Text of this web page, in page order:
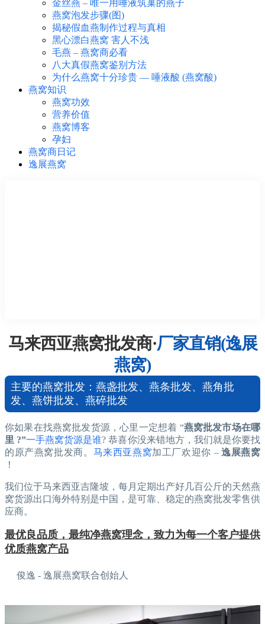
金丝燕 – 唯一用唾液筑巢的燕子
燕窝泡发步骤(图)
揭秘假血燕制作过程与真相
黑心漂白燕窝 害人不浅
毛燕 – 燕窝商必看
八大真假燕窝鉴别方法
为什么燕窝十分珍贵 — 唾液酸 (燕窝酸)
燕窝知识
燕窝功效
营养价值
燕窝博客
孕妇
燕窝商日记
逸展燕窝
马来西亚燕窝批发商·厂家直销(逸展
燕窝)
主要的燕窝批发：燕盏批发、燕条批发、燕角批
发、燕饼批发、燕碎批发
你如果在找燕窝批发货源，心里一定想着 “燕窝批发市场在哪
里 ?”一手燕窝货源是谁? 恭喜你没来错地方，我们就是你要找
的原产燕窝批发商。 马来西亚燕窝加工厂欢迎你 –逸展燕窝
！
我们位于马来西亚吉隆坡，每月定期出产好几百公斤的天然燕
窝货源出口海外特别是中国，是可靠、稳定的燕窝批发零售供
应商。
最优良品质，最纯净燕窝理念，致力为每一个客户提供
优质燕窝产品
俊逸 - 逸展燕窝联合创始人